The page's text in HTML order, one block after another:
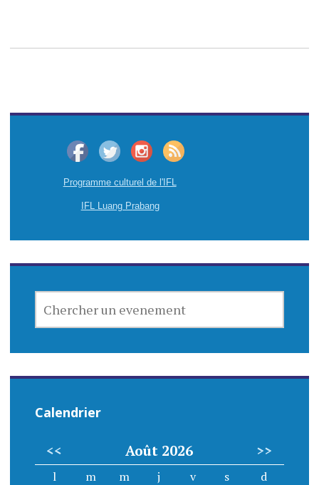
Programme culturel de l'IFL
IFL Luang Prabang
UN
Calendrier
<< Août 2026 >>
l m m j v s
d